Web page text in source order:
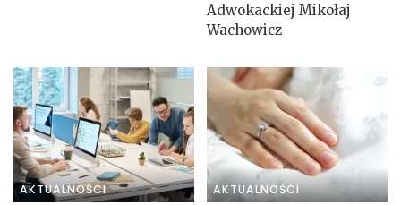
Adwokackiej Mikołaj
Wachowicz
AKTUALNOŚCI AKTUALNOŚCI